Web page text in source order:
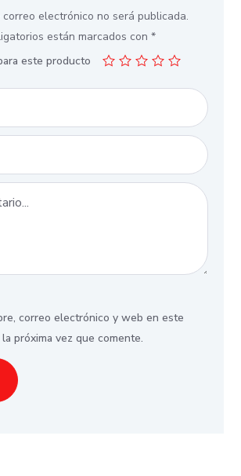
electrónico no será publicada.
están marcados con*
correo electrónico y web en este
próxima vez que comente.
este producto